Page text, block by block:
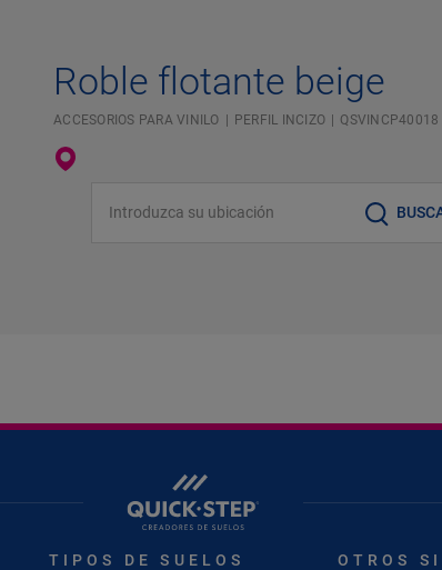
Roble flotante beige
ACCESORIOS PARA VINILO PERFIL INCIZO QSVINCP40018
TIPOS DE SUELOS OTROS